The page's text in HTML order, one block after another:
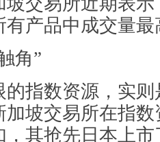
有产品中成交量
角”
指数资源，实则
加坡交易所在指
其抢先日本上市